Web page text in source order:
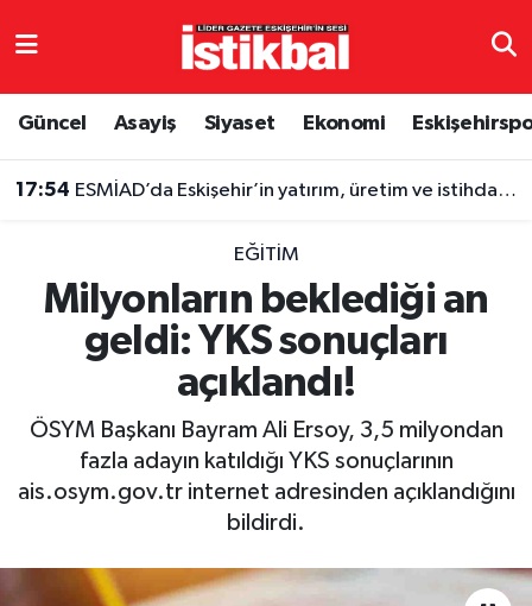
Güncel Asayiş Siyaset Ekonomi
17:54 ESMİAD’da Eskişehir’in yatırım, üretim ve istihdam gündemi masaya yatırıldı
EĞITIM
Milyonların beklediği an
geldi: YKS sonuçları
açıklandı!
ÖSYM Başkanı Bayram Ali Ersoy, 3,5 milyondan
fazla adayın katıldığı YKS sonuçlarının
ais.osym.gov.tr internet adresinden açıklandığını
bildirdi.
Eskişehirspor
Spor
Ekonomi
Yaşam
Eskişehir Nöbetçi Eczaneler
TFF 3.Lig 4.Grup Puan Durumu ve Fikstür
Tüm Manşetler
Son Dakika Haberleri